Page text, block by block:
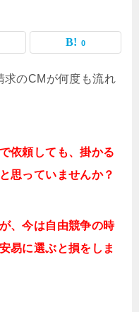
0
求のCMが何度も流れ
依頼しても、掛かる
思っていませんか？
、今は自由競争の時
易に選ぶと損をしま